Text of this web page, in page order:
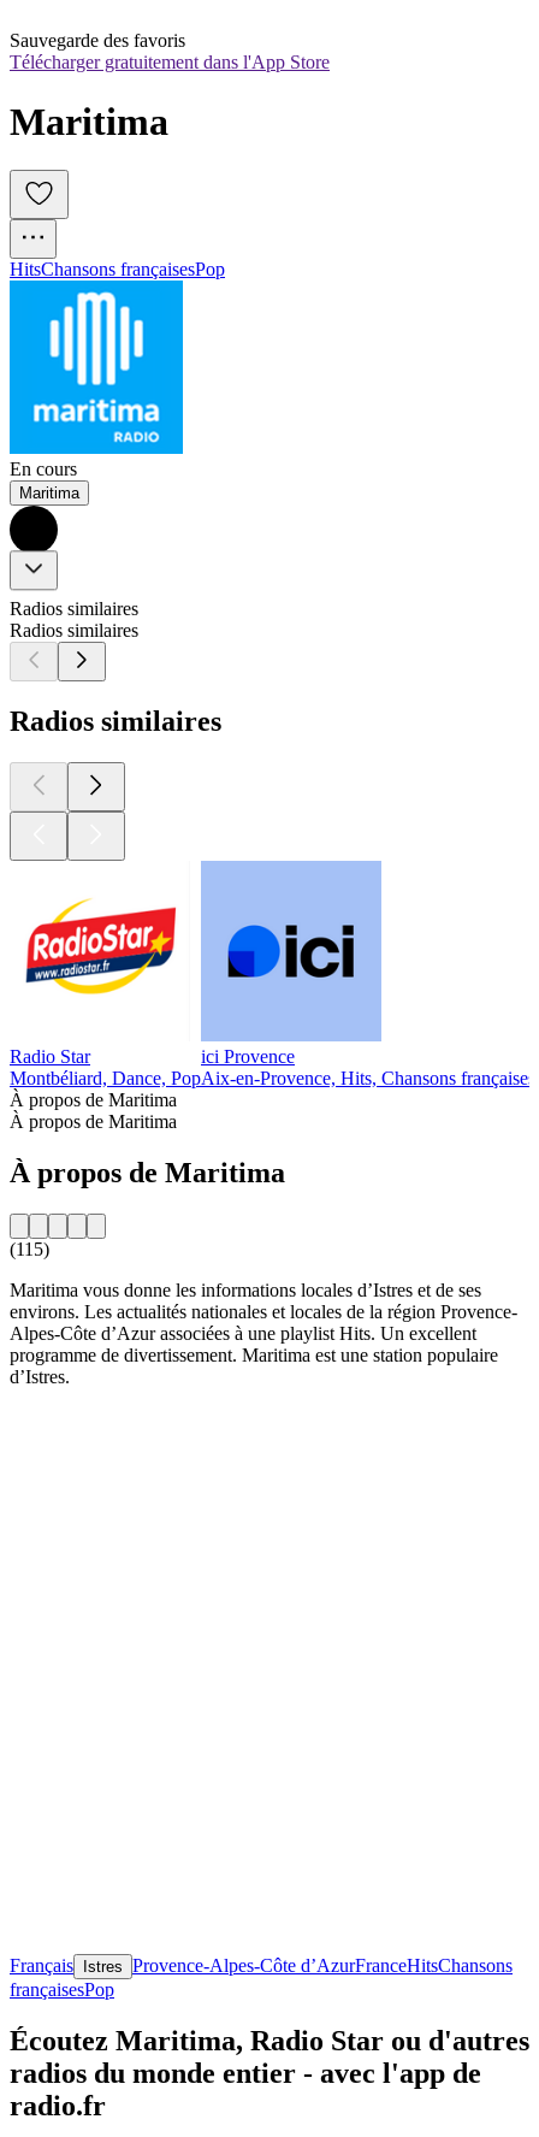
Sauvegarde des favoris
Télécharger gratuitement dans l'App Store
Maritima
HitsChansons françaisesPop
En cours
Maritima
Radios similaires
Radios similaires
Radios similaires
Radio Star
Montbéliard, Dance, Pop
ici Provence
Aix-en-Provence, Hits, Chansons
À propos de Maritima
À propos de Maritima
À propos de Maritima
(115)
Maritima vous donne les informations locales d’Istres et de ses
environs. Les actualités nationales et locales de la région Provence-
Alpes-Côte d’Azur associées à une playlist Hits. Un excellent
programme de divertissement. Maritima est une station populaire
d’Istres.
Français Istres Provence-Alpes-Côte d’AzurFranceHitsChansons
françaisesPop
Écoutez Maritima, Radio Star ou d'autres
radios du monde entier - avec l'app de
radio.fr